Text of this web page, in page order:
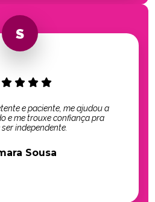
e paciente, me ajudou a
e me trouxe confiança pra
independente.
Sousa